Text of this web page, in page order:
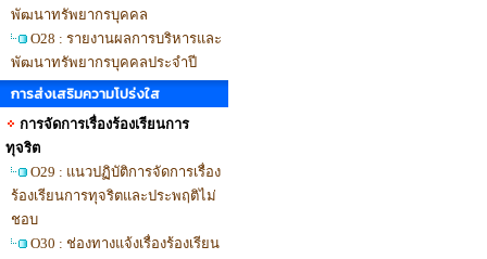
พัฒนาทรัพยากรบุคคล
O28 : รายงานผลการบริหารและ
พัฒนาทรัพยากรบุคคลประจำปี
การส่งเสริมความโปร่งใส
การจัดการเรื่องร้องเรียนการ
ทุจริต
O29 : แนวปฏิบัติการจัดการเรื่อง
ร้องเรียนการทุจริตและประพฤติไม่
ชอบ
O30 : ช่องทางแจ้งเรื่องร้องเรียน